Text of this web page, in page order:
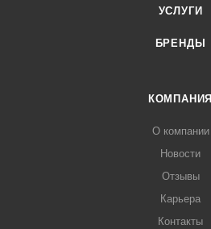
УСЛУГИ
БРЕНДЫ
КОМПАНИЯ
О компании
Новости
Отзывы
Карьера
Контакты